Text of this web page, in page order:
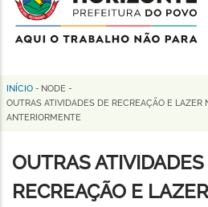
de
Horizonte
Trilha
de
navegação
INÍCIO - NODE -
OUTRAS ATIVIDADES DE RECREAÇÃO E LAZER
ANTERIORMENTE
OUTRAS
RECREAÇÃO E